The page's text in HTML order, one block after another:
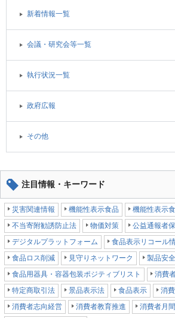
新着情報一覧
会議・研究会等一覧
執行状況一覧
政府広報
その他
注目情報・キーワード
災害関連情報 機能性表示食品
機能性表示
不当寄附勧誘防止法
物価対策
公益通報者
デジタルプラットフォーム
食品表示リコール
食品ロス削減
見守りネットワーク
製品安
食品用器具・容器包装ポジティブリスト
消費
特定商取引法
景品表示法 食品表示
消
消費者志向経営
消費者教育推進
消費者月間